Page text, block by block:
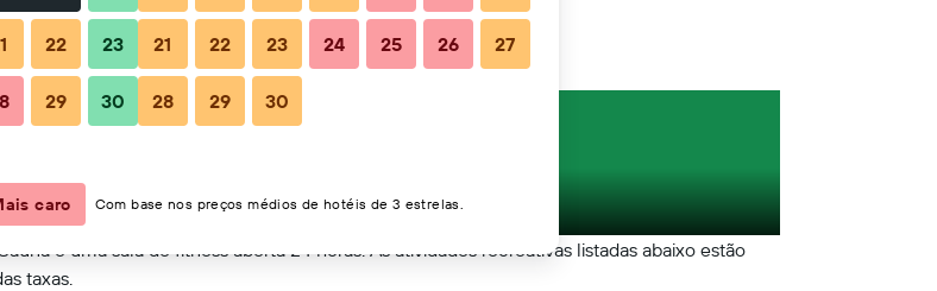
e uma sala de fitness aberta 24 horas. As atividades recreativas listadas abaixo estão
taxas.
Mostrar no mapa
22 23
29 30
21 22 23 24 25 26 27
28 29 30
caro Com base nos preços médios de hotéis de 3 estrelas.